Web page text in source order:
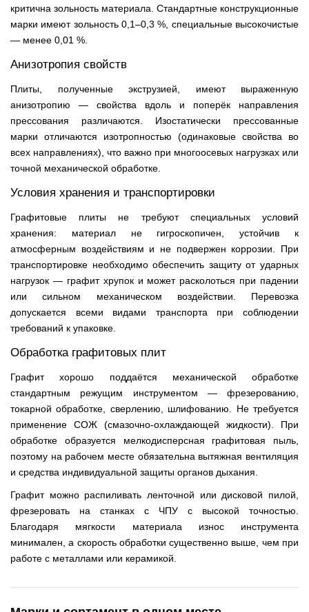
критична зольность материала. Стандартные конструкционные
марки имеют зольность 0,1–0,3 %, специальные высокочистые
— менее 0,01 %.
Анизотропия свойств
Плиты, полученные экструзией, имеют выраженную
анизотропию — свойства вдоль и поперёк направления
прессования различаются. Изостатически прессованные
марки отличаются изотропностью (одинаковые свойства во
всех направлениях), что важно при многоосевых нагрузках или
точной механической обработке.
Условия хранения и транспортировки
Графитовые плиты не требуют специальных условий
хранения: материал не гигроскопичен, устойчив к
атмосферным воздействиям и не подвержен коррозии. При
транспортировке необходимо обеспечить защиту от ударных
нагрузок — графит хрупок и может расколоться при падении
или сильном механическом воздействии. Перевозка
допускается всеми видами транспорта при соблюдении
требований к упаковке.
Обработка графитовых плит
Графит хорошо поддаётся механической обработке
стандартным режущим инструментом — фрезерованию,
токарной обработке, сверлению, шлифованию. Не требуется
применение СОЖ (смазочно-охлаждающей жидкости). При
обработке образуется мелкодисперсная графитовая пыль,
поэтому на рабочем месте обязательна вытяжная вентиляция
и средства индивидуальной защиты органов дыхания.
Графит можно распиливать ленточной или дисковой пилой,
фрезеровать на станках с ЧПУ с высокой точностью.
Благодаря мягкости материала износ инструмента
минимален, а скорость обработки существенно выше, чем при
работе с металлами или керамикой.